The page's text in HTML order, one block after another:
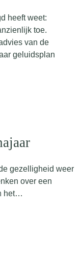
heeft weet:
toe.
van de
geluidsplan
gezelligheid weer
over een
het…